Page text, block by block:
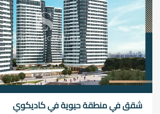
شقق في منطقة حيوية في كاديكوي